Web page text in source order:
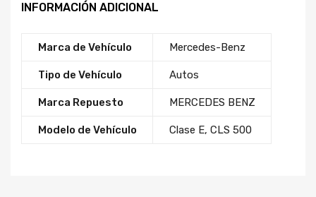
INFORMACIÓN ADICIONAL
Marca de Vehículo Mercedes-Benz
Tipo de Vehículo Autos
Marca Repuesto MERCEDES BENZ
Modelo de Vehículo Clase E, CLS 500